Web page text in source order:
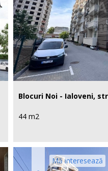
Blocuri Noi - Ialoveni,
44 m2
Mă interesează